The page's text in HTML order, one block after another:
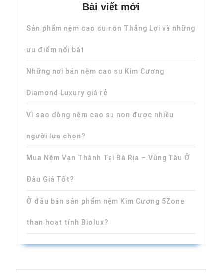
Bài viết mới
Sản phẩm nệm cao su non Thắng Lợi và những
ưu điểm nổi bật
Những nơi bán nệm cao su Kim Cương
Diamond Luxury giá rẻ
Vì sao dòng nệm cao su non được nhiều
người lựa chọn?
Mua Nệm Vạn Thành Tại Bà Rịa – Vũng Tàu Ở
Đâu Giá Tốt?
Ở đâu bán sản phẩm nệm Kim Cương 5Zone
than hoạt tính Biolux?